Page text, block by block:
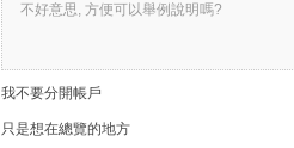
不好意思, 方便可以舉例說明嗎?
我不要分開帳戶
只是想在總覽的地方